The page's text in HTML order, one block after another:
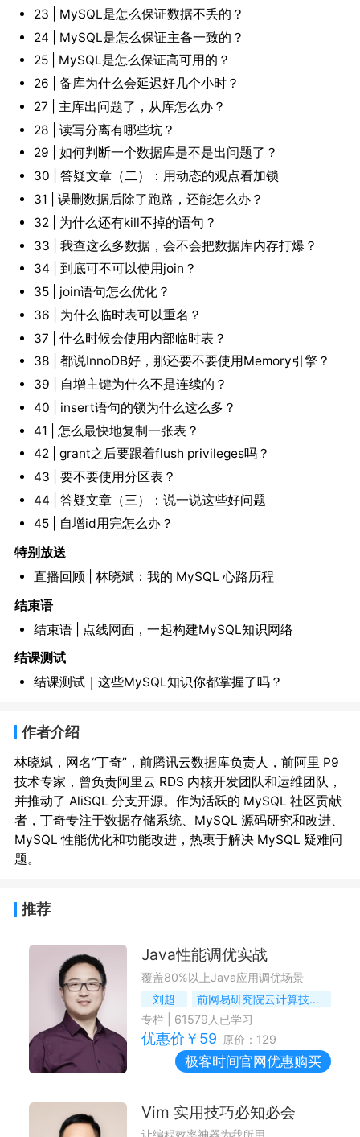
23 | MySQL是怎么保证数据不丢的？
24 | MySQL是怎么保证主备一致的？
25 | MySQL是怎么保证高可用的？
26 | 备库为什么会延迟好几个小时？
27 | 主库出问题了，从库怎么办？
28 | 读写分离有哪些坑？
29 | 如何判断一个数据库是不是出问题了？
30 | 答疑文章（二）：用动态的观点看加锁
31 | 误删数据后除了跑路，还能怎么办？
32 | 为什么还有kill不掉的语句？
33 | 我查这么多数据，会不会把数据库内存打爆？
34 | 到底可不可以使用join？
35 | join语句怎么优化？
36 | 为什么临时表可以重名？
37 | 什么时候会使用内部临时表？
38 | 都说InnoDB好，那还要不要使用Memory引擎？
39 | 自增主键为什么不是连续的？
40 | insert语句的锁为什么这么多？
41 | 怎么最快地复制一张表？
42 | grant之后要跟着flush privileges吗？
43 | 要不要使用分区表？
44 | 答疑文章（三）：说一说这些好问题
45 | 自增id用完怎么办？
特别放送
直播回顾 | 林晓斌：我的 MySQL 心路历程
结束语
结束语 | 点线网面，一起构建MySQL知识网络
结课测试
结课测试｜这些MySQL知识你都掌握了吗？
作者介绍
林晓斌，网名“丁奇”，前腾讯云数据库负责人，前阿里 P9
技术专家，曾负责阿里云 RDS 内核开发团队和运维团队，
并推动了 AliSQL 分支开源。作为活跃的 MySQL 社区贡献
者，丁奇专注于数据存储系统、MySQL 源码研究和改进、
MySQL 性能优化和功能改进，热衷于解决 MySQL 疑难问
推荐
Java性能调优实战
覆盖80%以上Java应用调优场景
刘超
前网易研究院云计算技术部首席架构师
专栏
61579 人已学习
优惠价￥ 59 原价：129
极客时间官网优惠购买
Vim 实用技巧必知必会